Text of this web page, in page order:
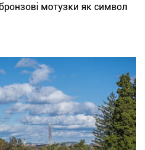
мотузки як символ